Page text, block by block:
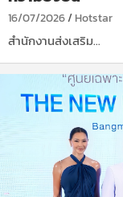
16/07/2026 Hotstar
สำนักงานส่งเสริม…